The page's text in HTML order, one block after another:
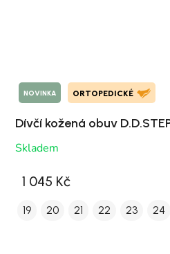
NOVINKA ORTOPEDICKÉ
Dívčí kožená obuv
Skladem
1 045 Kč
19 20 21 22 23 24